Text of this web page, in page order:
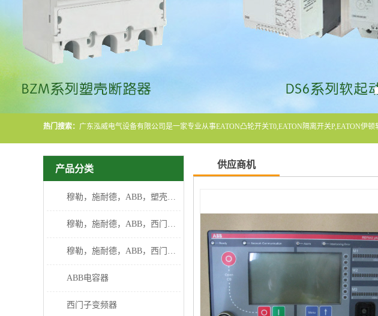
热门搜索：
产品分类
穆勒，施耐德，ABB，塑壳断路器
穆勒，施耐德，ABB，西门子断路器
穆勒，施耐德，ABB，西门子接触器
ABB电容器
西门子变频器
供应商机